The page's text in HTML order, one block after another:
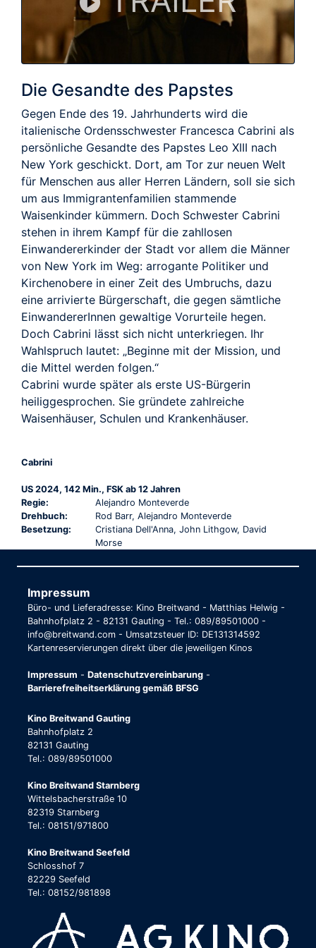
Die Gesandte des Papstes
Gegen Ende des 19. Jahrhunderts wird die
italienische Ordensschwester Francesca Cabrini als
persönliche Gesandte des Papstes Leo XIII nach
New York geschickt. Dort, am Tor zur neuen Welt
für Menschen aus aller Herren Ländern, soll sie sich
um aus Immigrantenfamilien stammende
Waisenkinder kümmern. Doch Schwester Cabrini
stehen in ihrem Kampf für die zahllosen
Einwandererkinder der Stadt vor allem die Männer
von New York im Weg: arrogante Politiker und
Kirchenobere in einer Zeit des Umbruchs, dazu
eine arrivierte Bürgerschaft, die gegen sämtliche
EinwandererInnen gewaltige Vorurteile hegen.
Doch Cabrini lässt sich nicht unterkriegen. Ihr
Wahlspruch lautet: „Beginne mit der Mission, und
die Mittel werden folgen.“
Cabrini wurde später als erste US-Bürgerin
heiliggesprochen. Sie gründete zahlreiche
Waisenhäuser, Schulen und Krankenhäuser.
Cabrini
US 2024, 142 Min., FSK ab 12 Jahren
Regie:
Alejandro Monteverde
Drehbuch:
Rod Barr, Alejandro Monteverde
Besetzung:
Cristiana Dell'Anna, John Lithgow, David
Morse
Impressum
Büro- und Lieferadresse: Kino Breitwand - Matthias Helwig -
Bahnhofplatz 2 - 82131 Gauting - Tel.: 089/89501000 -
info@breitwand.com - Umsatzsteuer ID: DE131314592
Kartenreservierungen direkt über die jeweiligen Kinos
Impressum - Datenschutzvereinbarung -
Barrierefreiheitserklärung gemäß BFSG
Kino Breitwand Gauting
Bahnhofplatz 2
82131 Gauting
Tel.: 089/89501000
Kino Breitwand Starnberg
Wittelsbacherstraße 10
82319 Starnberg
Tel.: 08151/971800
Kino Breitwand Seefeld
Schlosshof 7
82229 Seefeld
Tel.: 08152/981898